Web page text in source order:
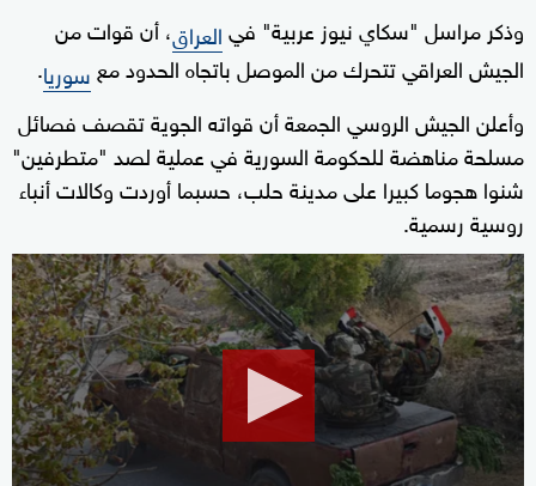
وذكر مراسل "سكاي نيوز عربية" فيالعراق، أن قوات من
الجيش العراقي تتحرك من الموصل باتجاه الحدود معسوريا.
وأعلن الجيش الروسي الجمعة أن قواته الجوية تقصف فصائل
مسلحة مناهضة للحكومة السورية في عملية لصد "متطرفين"
شنوا هجوما كبيرا على مدينة حلب، حسبما أوردت وكالات أنباء
روسية رسمية.
0
seconds
of
12
minutes,
2
seconds